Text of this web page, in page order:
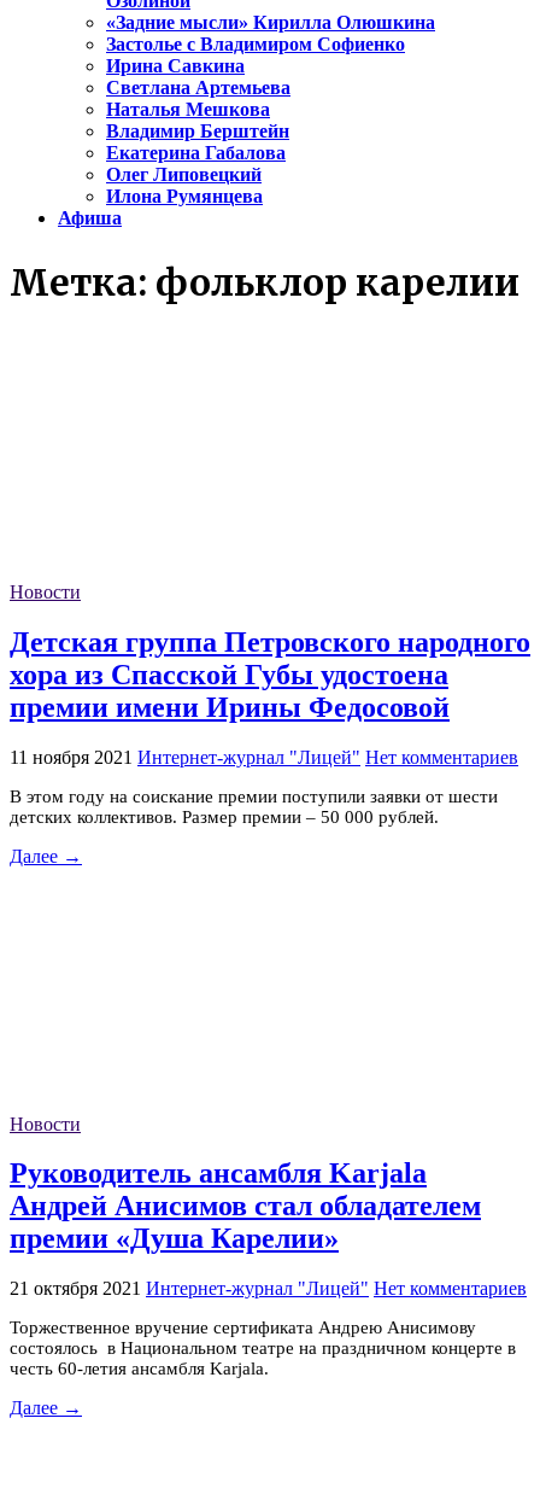
«Задние мысли» Кирилла Олюшкина
Застолье с Владимиром Софиенко
Ирина Савкина
Светлана Артемьева
Наталья Мешкова
Владимир Берштейн
Екатерина Габалова
Олег Липовецкий
Илона Румянцева
Афиша
Метка: фольклор карелии
Новости
Детская группа Петровского народного
хора из Спасской Губы удостоена
премии имени Ирины Федосовой
11 ноября 2021 Интернет-журнал "Лицей" Нет комментариев
В этом году на соискание премии поступили заявки от шести
детских коллективов. Размер премии – 50 000 рублей.
Далее →
Новости
Руководитель ансамбля Karjala
Андрей Анисимов стал обладателем
премии «Душа Карелии»
21 октября 2021 Интернет-журнал "Лицей" Нет комментариев
Торжественное вручение сертификата Андрею Анисимову
состоялось в Национальном театре на праздничном концерте в
честь 60-летия ансамбля Karjala.
Далее →